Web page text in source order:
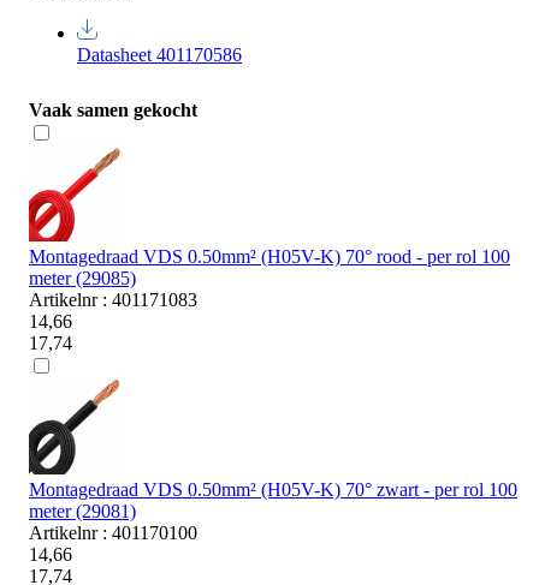
Datasheet 401170586
Vaak samen gekocht
Montagedraad VDS 0.50mm² (H05V-K) 70° rood - per rol 100
meter (29085)
Artikelnr : 401171083
14,66
17,74
Montagedraad VDS 0.50mm² (H05V-K) 70° zwart - per rol 100
meter (29081)
Artikelnr : 401170100
14,66
17,74